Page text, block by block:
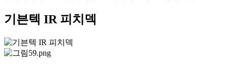
기븐텍 IR 피치덱